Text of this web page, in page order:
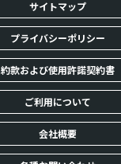
サイトマップ
プライバシーポリシー
約款および使用許諾契約書
ご利用について
会社概要